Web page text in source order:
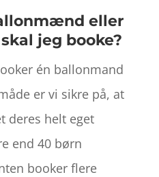
eller
jeg booke?
én ballonmand
er vi sikre på, at
deres helt eget
end 40 børn
booker flere